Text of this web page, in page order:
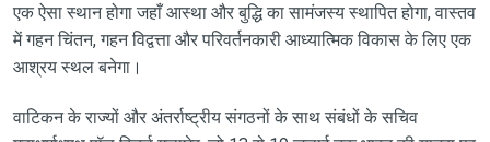
एक ऐसा स्थान होगा जहाँ आस्था और बुद्धि का सामंजस्य स्थापित होगा, वास्तव
में गहन चिंतन, गहन विद्वत्ता और परिवर्तनकारी आध्यात्मिक विकास के लिए एक
आश्रय स्थल बनेगा।
वाटिकन के राज्यों और अंतर्राष्ट्रीय संगठनों के साथ संबंधों के सचिव